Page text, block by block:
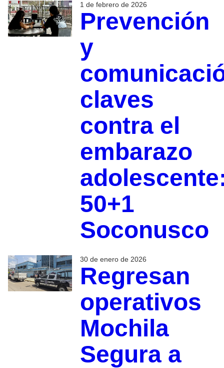
1 de febrero de 2026
Prevención
y
claves
contra el
embarazo
50+1
Soconusco
30 de enero de 2026
Regresan
operativos
Mochila
Segura a